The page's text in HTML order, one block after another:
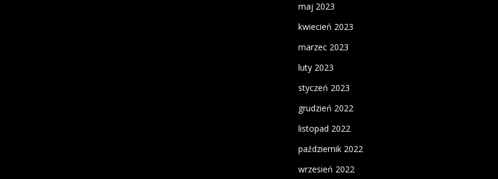
maj 2023
kwiecień 2023
marzec 2023
luty 2023
styczeń 2023
grudzień 2022
listopad 2022
październik 2022
wrzesień 2022